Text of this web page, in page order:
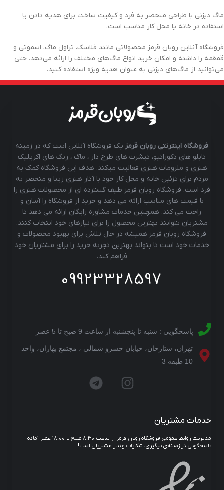
ماگ دیزنی با طراحی منحصر به فرد و کیفیت ساخت برای هدیه دادن یا
استفاده در خانه یا محل کار مناسب است.
فروشگاه آنلاین روبان قرمز محصولاتی مانند فلاسک، تراول ماگ، اسموتی و
قمقمه را داشته و امکان خرید انواع ماگ‌های مختلف را ارائه می‌دهد. حتی
می‌توانید از ماگ‌های دیزنی به عنوان هدیه ویژه استفاده کنید.
فروشگاه اینترنتی روبان قرمز یک فروشگاه آنلاین است که در زمینه
تابلو های دکوراتیو، تیشرت های طرح دار ، ماگ ، رنگ های اکریلیک
هنری و ملزومات هنری فعالیت میکند. هدف این فروشگاه کمک به
مردم برای تزئین خانه و محل کار خود با آثار هنری زیبا و منحصر به
فرد است. فروشگاه روبان قرمز طیف گسترده ای از محصولات هنری را
با قیمت های مناسب ارائه می دهد و خرید از فروشگاه را آسان و
راحت می کند. همچنین خدمات مشاوره رایگان ارائه می دهد تا
مشتریان بتوانند بهترین محصول را برای نیازهای خود انتخاب کنند.
فروشگاه روبان قرمز همیشه در حال تلاش برای بهبود محصولات و
خدمات خود است تا بتواند بهترین تجربه خرید را برای مشتریان خود
فراهم کند.
09923328597
پاسخگویی : شنبه تا پنجشنبه از ساعت 9 صبح تا 5 عصر
تهران، ستارخان، خیابان خسرو شمالی ، مجتمع بهاران، واحد
10 طبقه 3
خدمات مشتریان
مدیریت روابط عمومی فروشگاه روبان قرمز از ساعت ۸:۳۰ صبح تا ۱۸:۰۰ عصر آماده
پاسخگویی در زمینه‌ی پیگیری، شکایات و نیاز مشتریان است!